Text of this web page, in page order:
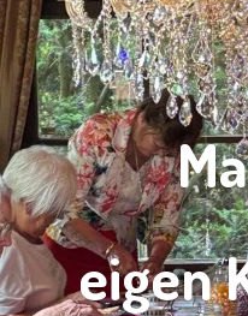
eigen